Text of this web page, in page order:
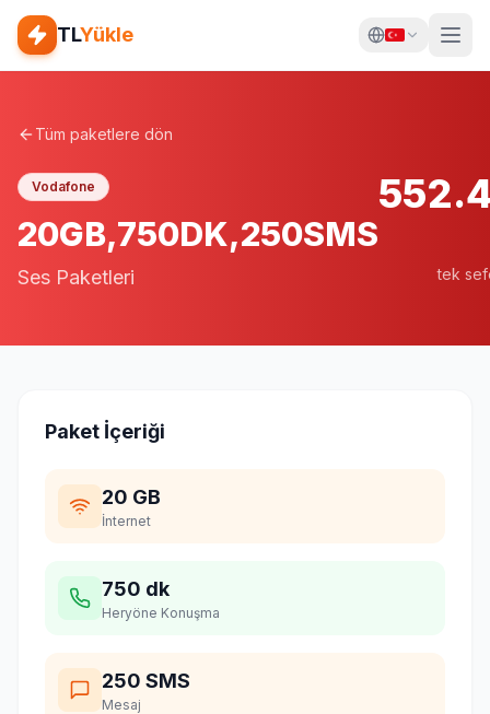
TLYükle
Tüm paketlere dön
Vodafone
20GB,750DK,250SMS
Ses Paketleri tek
Paket İçeriği
20 GB
İnternet
750 dk
Heryöne Konuşma
250 SMS
Mesaj